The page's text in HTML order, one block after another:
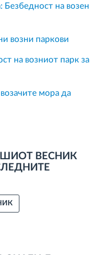
Безбедност на возен
возни паркови
на возниот парк за
мора да
ВЕСНИК